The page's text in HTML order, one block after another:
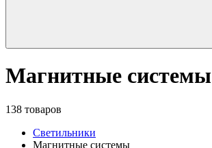
Магнитные системы
138 товаров
Светильники
Магнитные системы